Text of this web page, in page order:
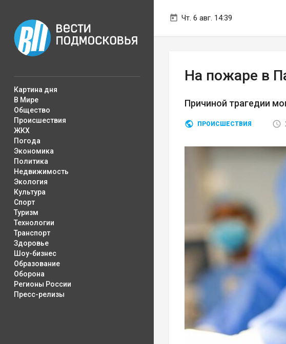
Чт. 6 авг. 14:39
Картина дня
В Мире
Общество
Происшествия
ЖКХ
Погода
Экономика
Политика
Недвижимость
Экология
Культура
Спорт
Туризм
Технологии
Транспорт
Здоровье
Шоу-бизнес
Образование
Оборона
Регионы России
Пресс-релизы
На пожаре в
Причиной трагедии
ПРОИСШЕСТВИЯ